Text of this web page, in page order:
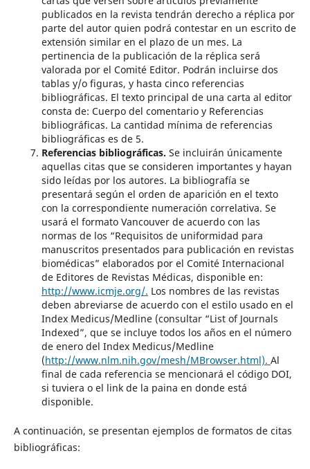
publicados en la revista tendrán derecho a réplica por
parte del autor quien podrá contestar en un escrito de
extensión similar en el plazo de un mes. La
pertinencia de la publicación de la réplica será
valorada por el Comité Editor. Podrán incluirse dos
tablas y/o figuras, y hasta cinco referencias
bibliográficas. El texto principal de una carta al editor
consta de: Cuerpo del comentario y Referencias
bibliográficas. La cantidad mínima de referencias
bibliográficas es de 5.
Referencias bibliográficas. Se incluirán únicamente
aquellas citas que se consideren importantes y hayan
sido leídas por los autores. La bibliografía se
presentará según el orden de aparición en el texto
con la correspondiente numeración correlativa. Se
usará el formato Vancouver de acuerdo con las
normas de los “Requisitos de uniformidad para
manuscritos presentados para publicación en revistas
biomédicas” elaborados por el Comité Internacional
de Editores de Revistas Médicas, disponible en:
http://www.icmje.org/. Los nombres de las revistas
deben abreviarse de acuerdo con el estilo usado en el
Index Medicus/Medline (consultar “List of Journals
Indexed”, que se incluye todos los años en el número
de enero del Index Medicus/Medline
(http://www.nlm.nih.gov/mesh/MBrowser.html). Al
final de cada referencia se mencionará el código DOI,
si tuviera o el link de la paina en donde está
disponible.
A continuación, se presentan ejemplos de formatos de citas
bibliográficas: